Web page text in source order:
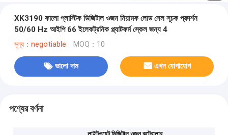
XK3190 কালো প্লাস্টিক ডিজিটাল ওজন নিয়ামক লোড সেল সূচক প্রদর্শন
50/60 Hz আইপি 66 ইলেকট্রনিক প্ল্যাটফর্ম স্কেল জন্য 4
মূল্য：negotiable MOQ：10
ভালো দাম এখন যোগাযোগ
পণ্যের বর্ণনা
,